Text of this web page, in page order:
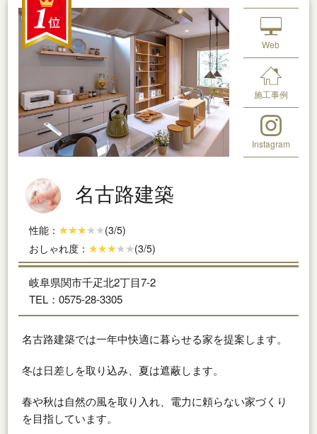
Web
施工事例
Instagram
名古路建築
性能：
(3/5)
おしゃれ度：
(3/5)
岐阜県関市千疋北2丁目7-2
TEL：0575-28-3305
名古路建築では一年中快適に暮らせる家を提案します。
冬は日差しを取り込み、夏は遮蔽します。
春や秋は自然の風を取り入れ、電力に頼らない家づくり
を目指しています。